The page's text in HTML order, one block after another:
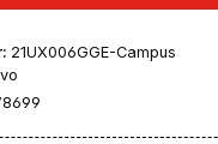
21UX006GGE-Campus